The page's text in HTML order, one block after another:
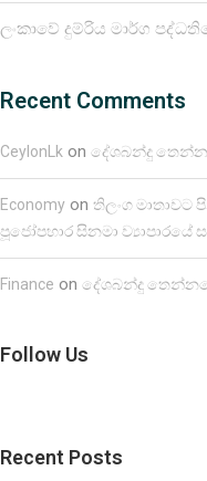
ලංකාවේ දුම්රිය මාර්ග
Recent Comments
CeylonLk on දේශබන්දු
Economy on තිලංග මාතාවට
පූජෝපහාර සිනමා ව්‍යාපාරයේ
Finance on දේශබන්දු
Follow Us
Recent Posts